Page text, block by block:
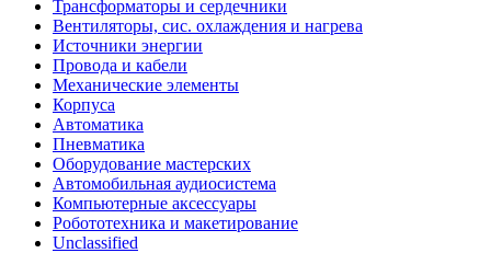
Трансформаторы и сердечники
Вентиляторы, сис. охлаждения и нагрева
Источники энергии
Провода и кабели
Механические элементы
Корпуса
Автоматика
Пневматика
Оборудование мастерских
Автомобильная аудиосистема
Компьютерные аксессуары
Робототехника и макетирование
Unclassified